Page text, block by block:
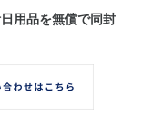
用品を無償で同封